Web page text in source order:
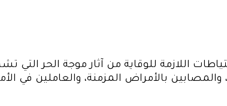
اللازمة للوقاية من آثار موجة الحر
بالأمراض المزمنة، والعاملين في